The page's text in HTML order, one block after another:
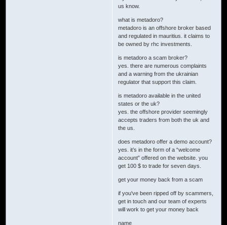
us know.
what is metadoro?
metadoro is an offshore broker based
and regulated in mauritius. it claims to
be owned by rhc investments.
is metadoro a scam broker?
yes. there are numerous complaints
and a warning from the ukrainian
regulator that support this claim.
is metadoro available in the united
states or the uk?
yes. the offshore provider seemingly
accepts traders from both the uk and
the us.
does metadoro offer a demo account?
yes. it’s in the form of a “welcome
account” offered on the website. you
get 100 $ to trade for seven days.
get your money back from a scam
if you've been ripped off by scammers,
get in touch and our team of experts
will work to get your money back
name